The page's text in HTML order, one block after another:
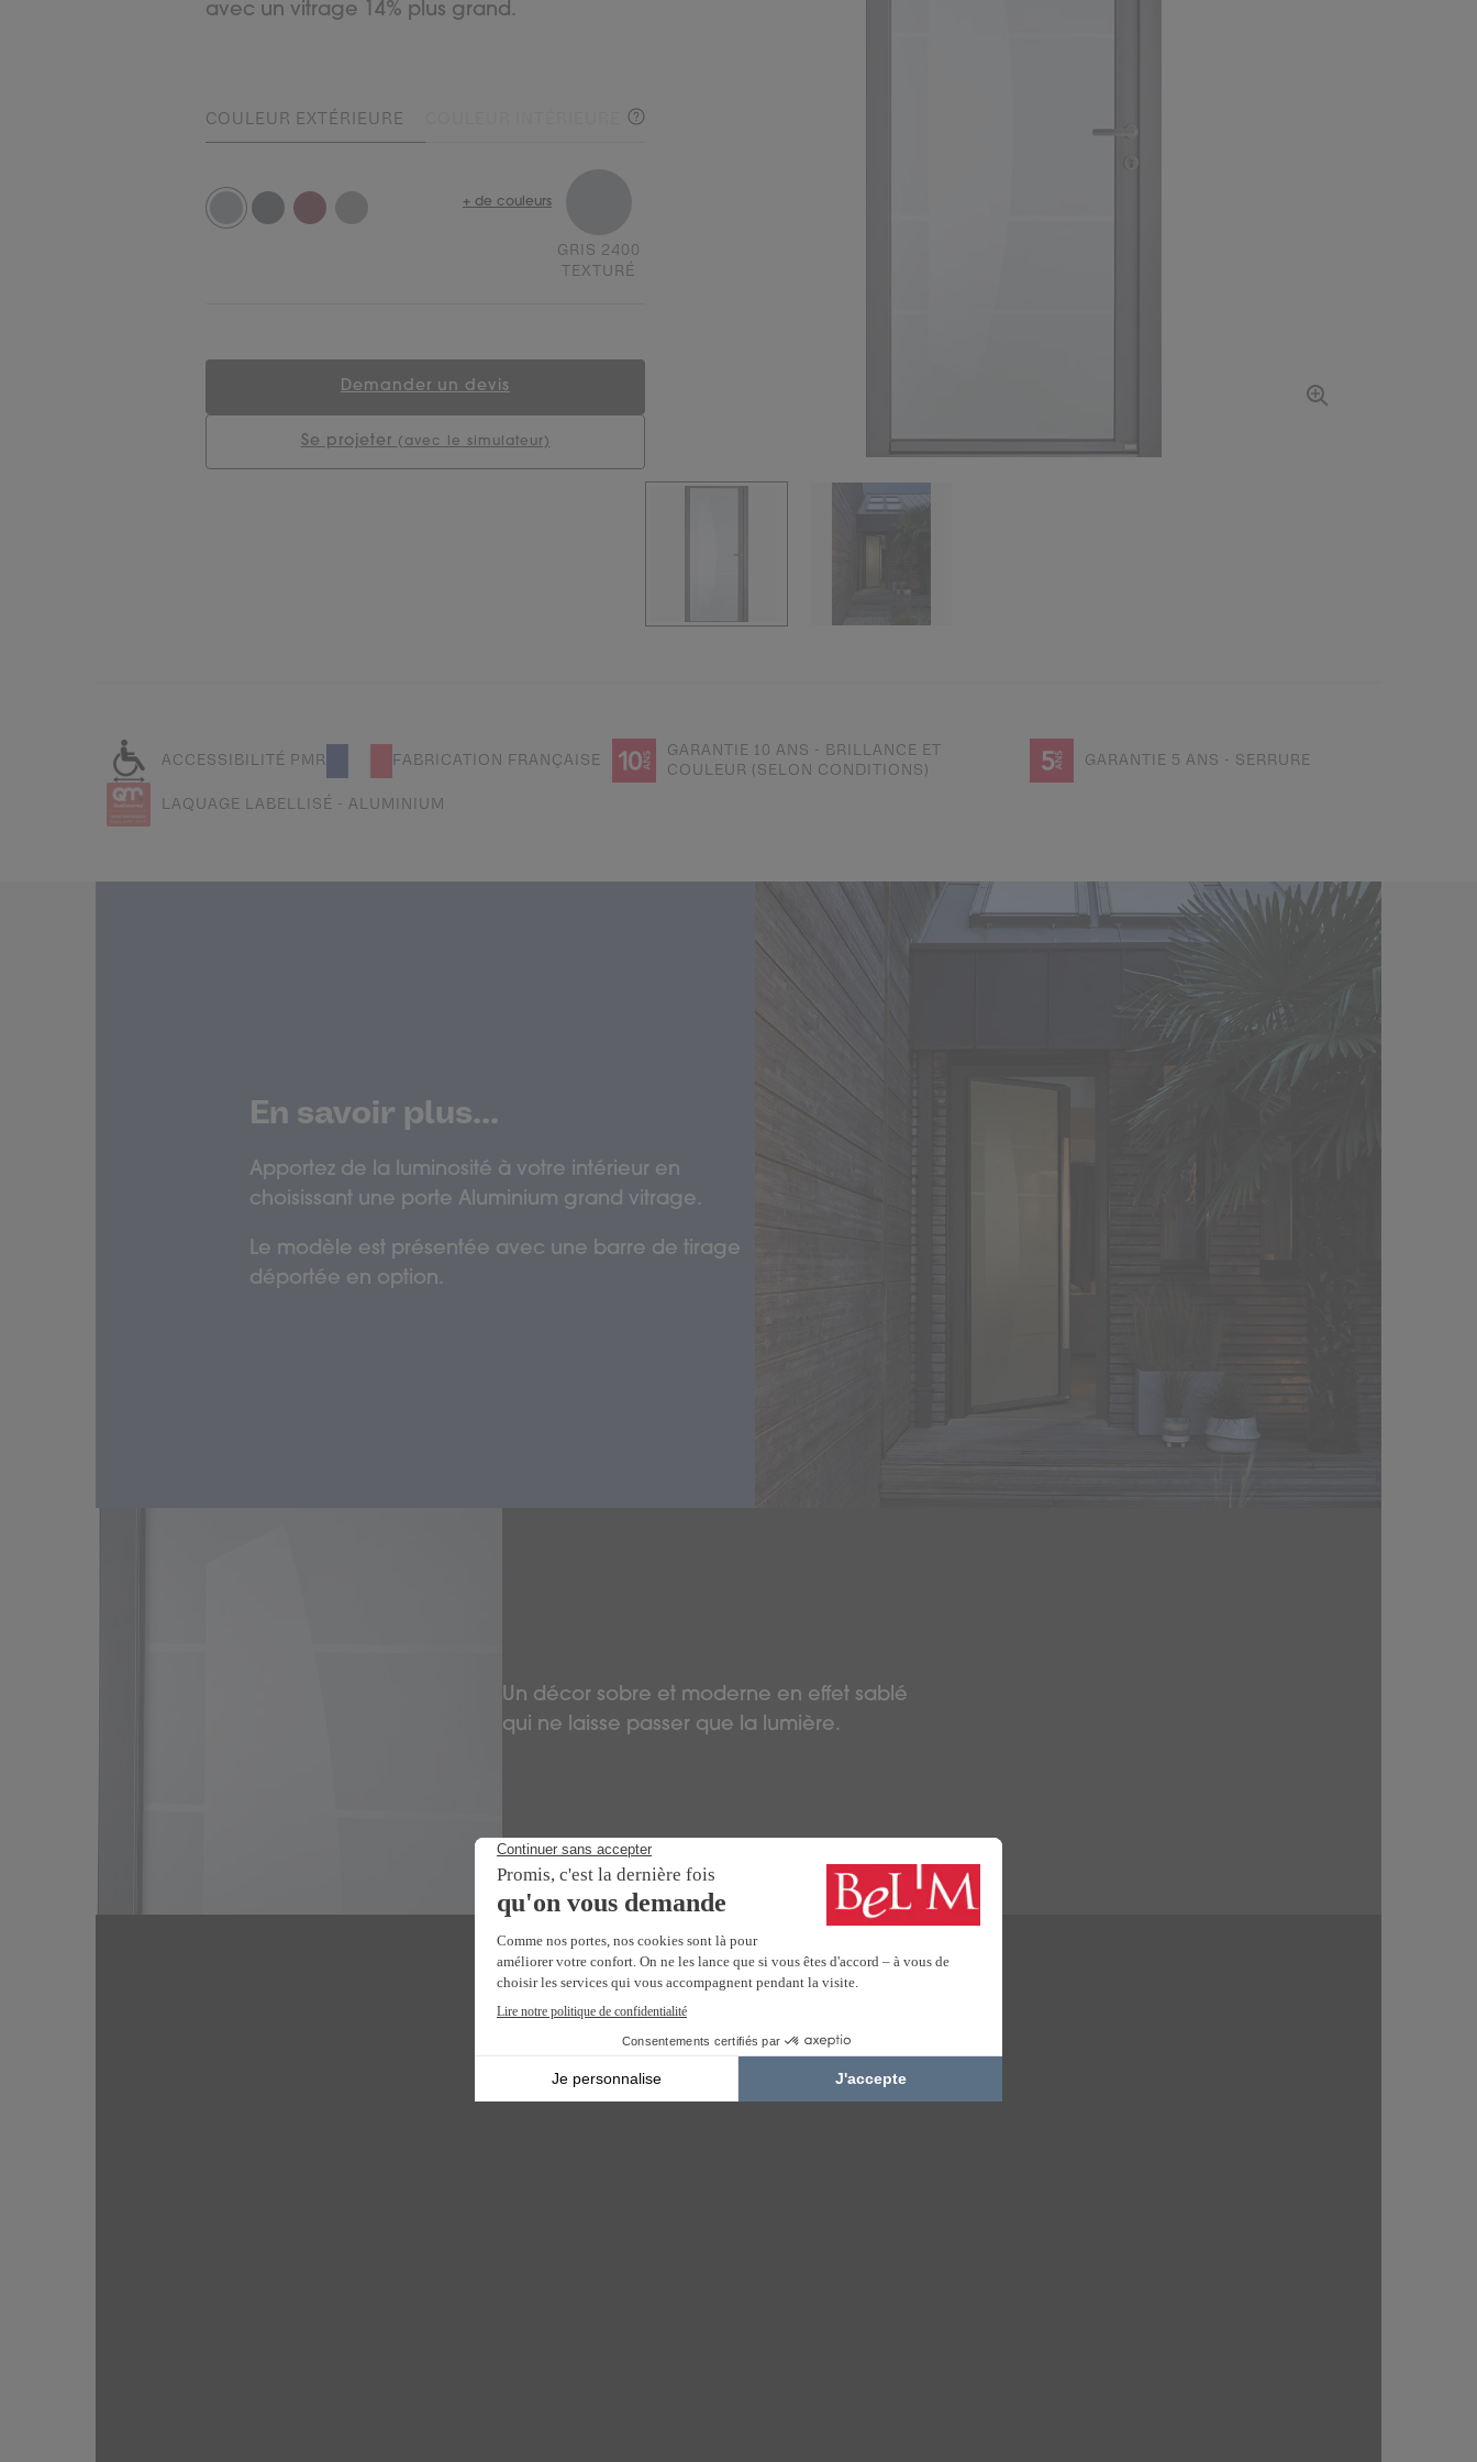
avec un vitrage 14% plus grand.
COULEUR EXTÉRIEURE
GRIS 2400
TEXTURÉ
+ de couleurs
Demander un devis
Se projeter (avec le simulateur)
ACCESSIBILITÉ PMR FABRICATION FRANÇAISE
GARANTIE 10 ANS - BRILLANCE ET
COULEUR (SELON CONDITIONS)
GARANTIE 5 ANS - SERRURE
LAQUAGE LABELLISÉ - ALUMINIUM
En savoir plus...
Apportez de la luminosité à votre intérieur en
choisissant une porte Aluminium grand vitrage.
Le modèle est présentée avec une barre de tirage
déportée en option.
Un décor sobre et moderne en effet sablé
qui ne laisse passer que la lumière.